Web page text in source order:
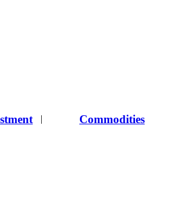
| Commodities